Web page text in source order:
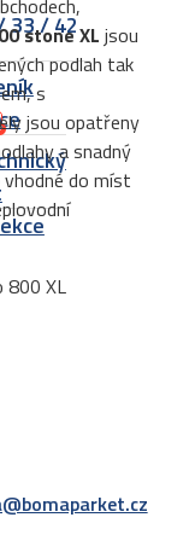
33 / 42
stone XL jsou
podlah tak
s
jsou opatřeny
a snadný
vhodné do míst
800 XL